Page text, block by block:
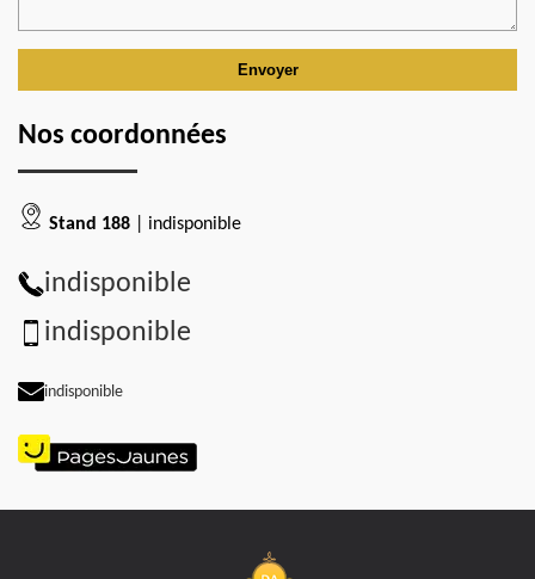
Nos coordonnées
Stand 188 | indisponible
indisponible
indisponible
indisponible